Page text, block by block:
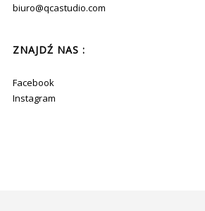
biuro@qcastudio.com
ZNAJDŹ NAS :
Facebook
Instagram